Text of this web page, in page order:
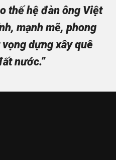
thế hệ đàn ông Việt
mạnh mẽ, phong
dựng xây quê
nước.”